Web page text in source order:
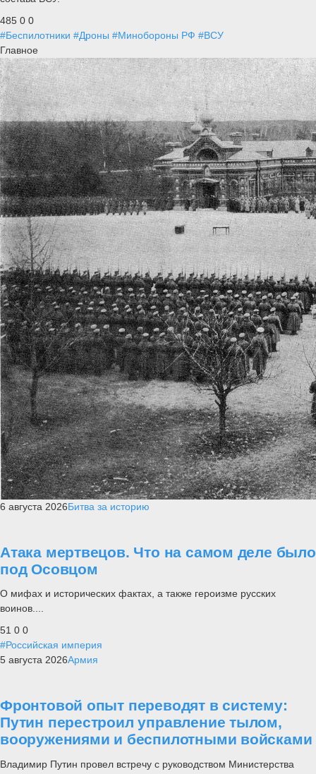
485 0 0
#Беспилотники #Дроны #Минобороны РФ #ВСУ
Главное
6 августа 2026Битва за историю
Атака мертвецов. Что на самом деле было
под Осовцом
О мифах и исторических фактах, а также героизме русских
воинов....
51 0 0
#Российская империя
5 августа 2026Армия
Фронтовой опыт переводят в систему:
Путин перестроил управление тылом,
вооружениями и беспилотными войсками
Владимир Путин провел встречу с руководством Министерства